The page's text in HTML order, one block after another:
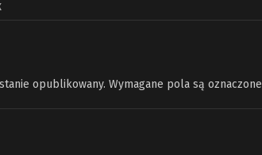
opublikowany. Wymagane pola są oznaczone